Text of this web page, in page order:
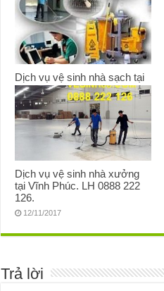
Dịch vụ vệ sinh nhà sạch tại
Vĩnh Phúc. LH 0888222126
12/19/2017
Dịch vụ vệ sinh nhà xưởng
tại Vĩnh Phúc. LH 0888 222
126.
12/11/2017
Trả lời